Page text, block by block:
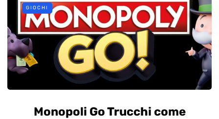
GIOCHI
Monopoli Go Trucchi come